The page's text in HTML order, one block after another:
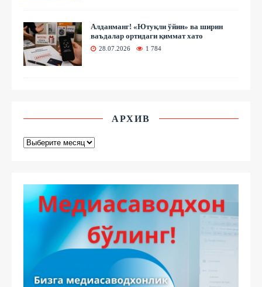
Алданманг! «Ютуқли ўйин» ва ширин
ваъдалар ортидаги қиммат хато
28.07.2026 1 784
АРХИВ